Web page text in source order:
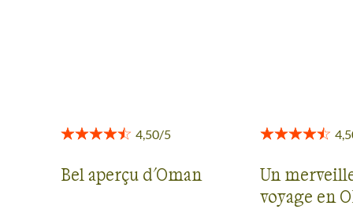
Bel aperçu d'Oman
Un
voyage en